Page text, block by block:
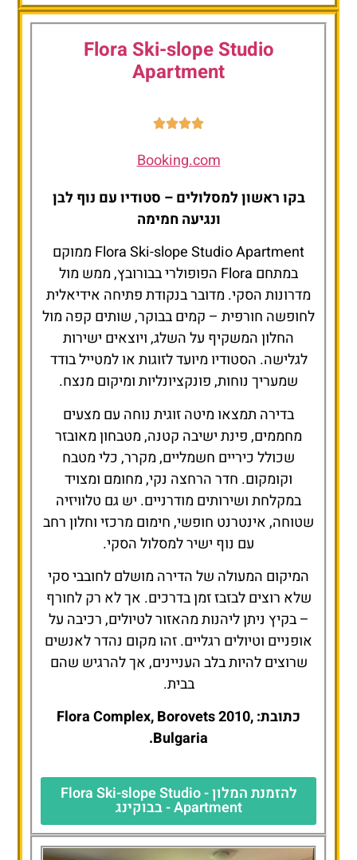
Flora Ski-slope Studio
Apartment
Booking.com
בקו ראשון למסלולים – סטודיו עם נוף לבן
ונגיעה חמימה
Flora Ski-slope Studio Apartment ממוקם
במתחם Flora הפופולרי בבורובץ, ממש מול
מדרונות הסקי. מדובר בנקודת פתיחה אידיאלית
לחופשה חורפית – קמים בבוקר, שותים קפה מול
החלון המשקיף על השלג, ויוצאים ישירות
לגלישה. הסטודיו מיועד לזוגות או למטייל בודד
שמעריך נוחות, פונקציונליות ומיקום מנצח.
בדירה תמצאו מיטה זוגית נוחה עם מצעים
מחממים, פינת ישיבה קטנה, מטבחון מאובזר
שכולל כיריים חשמליים, מקרר, כלי מטבח
וקומקום. חדר הרחצה נקי, מחומם ומצויד
במקלחת ושירותים מודרניים. יש גם טלוויזיה
שטוחה, אינטרנט חופשי, חימום מרכזי וחלון רחב
עם נוף ישיר למסלול הסקי.
המיקום המעולה של הדירה מושלם לחובבי סקי
שלא רוצים לבזבז זמן בדרכים. אך לא רק לחורף
– בקיץ ניתן ליהנות מהאזור לטיולים, רכיבה על
אופניים וטיולים רגליים. זהו מקום נהדר לאנשים
שרוצים להיות בלב העניינים, אך להרגיש שהם
בבית.
כתובת: Flora Complex, Borovets 2010,
Bulgaria.
להזמנת המלון - Flora Ski-slope Studio
Apartment - בבוקינג